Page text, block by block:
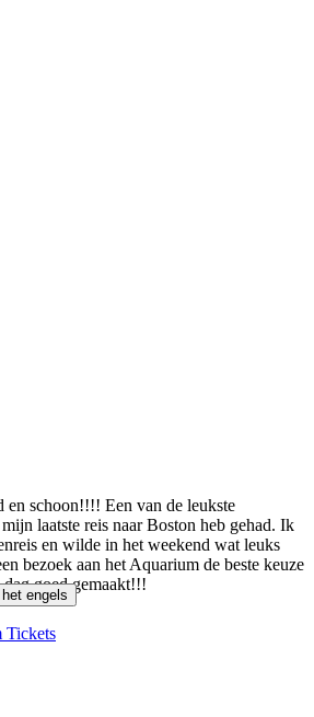
en schoon!!!! Een van de leukste
laatste reis naar Boston heb gehad. Ik
en wilde in het weekend wat leuks
bezoek aan het Aquarium de beste keuze
goed gemaakt!!!
engels
Tickets